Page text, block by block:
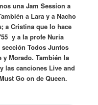
una Jam Session a
a Lara y a Nacho
a Cristina que lo hace
y a la profe Nuria
sección Todos Juntos
y Morado. También la
las canciones Live and
Go on de Queen.